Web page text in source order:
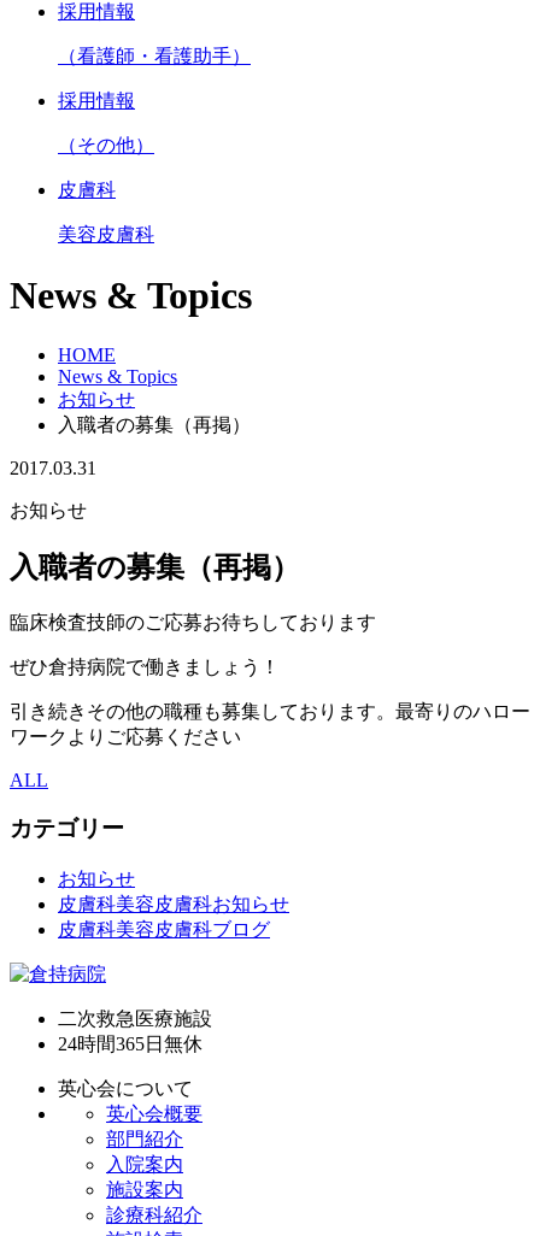
採用情報
（看護師・看護助手）
採用情報
（その他）
皮膚科
美容皮膚科
News & Topics
HOME
News & Topics
お知らせ
入職者の募集（再掲）
2017.03.31
お知らせ
入職者の募集（再掲）
臨床検査技師のご応募お待ちしております
ぜひ倉持病院で働きましょう！
引き続きその他の職種も募集しております。最寄りのハロー
ワークよりご応募ください
ALL
カテゴリー
お知らせ
皮膚科美容皮膚科お知らせ
皮膚科美容皮膚科ブログ
二次救急医療施設
24時間365日 無休
英心会について
英心会概要
部門紹介
入院案内
施設案内
診療科紹介